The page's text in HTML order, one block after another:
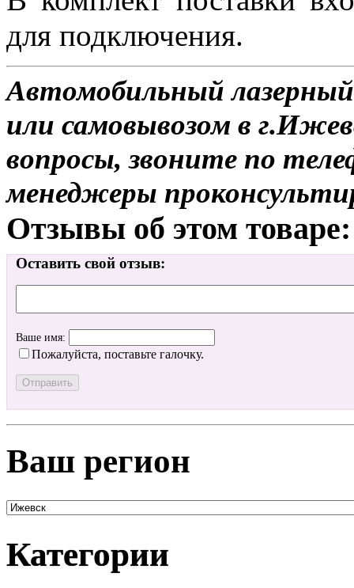
для подключения.
Автомобильный
или самовывозом в
вопросы, звоните по
менеджеры
Отзывы об этом товаре:
Оставить свой отзыв:
Ваше имя:
Пожалуйста, поставьте галочку.
Ваш регион
Категории